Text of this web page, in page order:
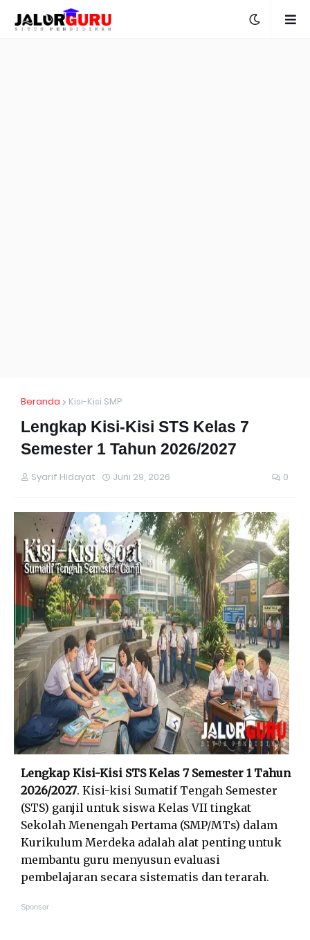
Beranda Kisi-Kisi SMP
Lengkap Kisi-Kisi STS Kelas 7
Semester 1 Tahun 2026/2027
Syarif Hidayat Juni 29, 2026 0
Lengkap Kisi-Kisi STS Kelas 7 Semester 1 Tahun
2026/2027. Kisi-kisi Sumatif Tengah Semester
(STS) ganjil untuk siswa Kelas VII tingkat
Sekolah Menengah Pertama (SMP/MTs) dalam
Kurikulum Merdeka adalah alat penting untuk
membantu guru menyusun evaluasi
pembelajaran secara sistematis dan terarah.
Sponsor